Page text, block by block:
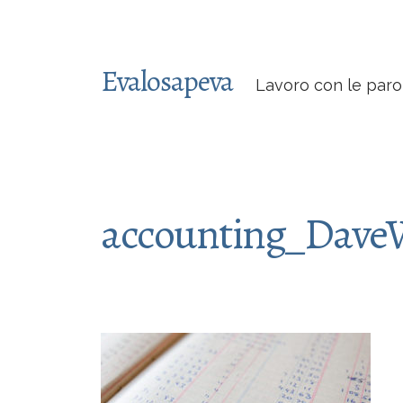
Evalosapeva Lavoro con le